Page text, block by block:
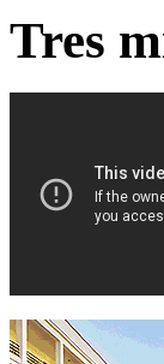
Tres